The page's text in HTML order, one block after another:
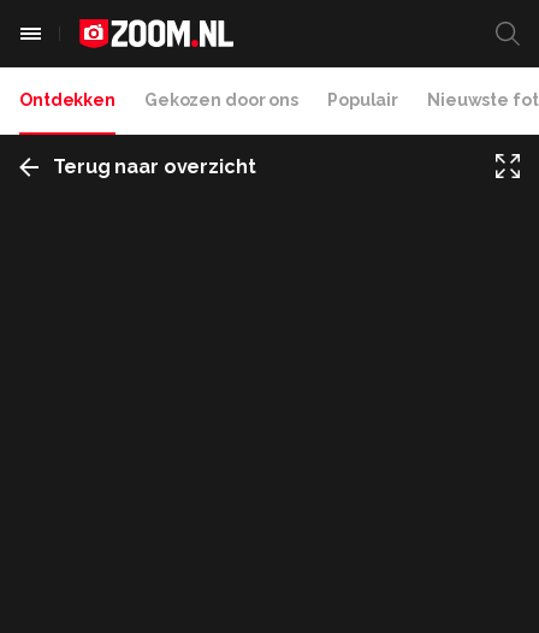
Ontdekken Gekozen door ons Populair Nieuwste
Terug naar overzicht